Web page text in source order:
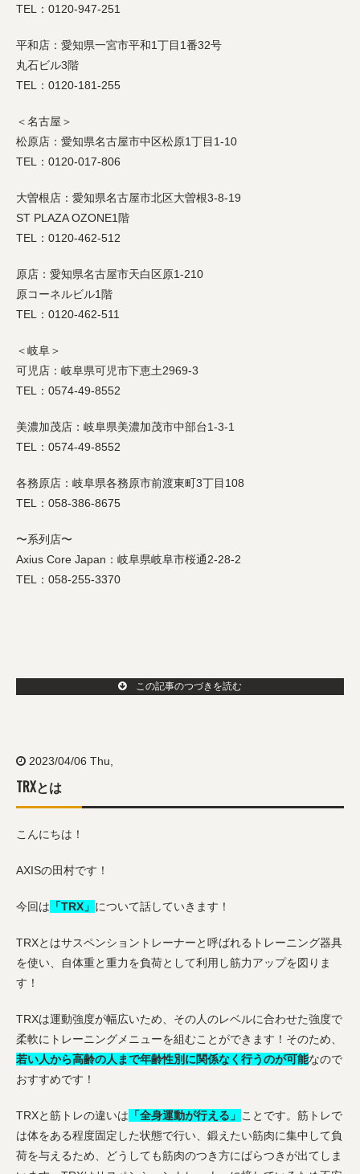
TEL：0120-947-251
平和店：愛知県一宮市平和1丁目1番32号
丸石ビル3階
TEL：0120-181-255
＜名古屋＞
松原店：愛知県名古屋市中区松原1丁目1-10
TEL：0120-017-806
大曽根店：愛知県名古屋市北区大曽根3-8-19
ST PLAZA OZONE1階
TEL：0120-462-512
原店：愛知県名古屋市天白区原1-210
原コーネルビル1階
TEL：0120-462-511
＜岐阜＞
可児店：岐阜県可児市下恵土2969-3
TEL：0574-49-8552
美濃加茂店：岐阜県美濃加茂市中部台1-3-1
TEL：0574-49-8552
各務原店：岐阜県各務原市前渡東町3丁目108
TEL：058-386-8675
〜系列店〜
Axius Core Japan：岐阜県岐阜市桜通2-28-2
TEL：058-255-3370
この記事のつづきを読む
2023/04/06 Thu,
TRXとは
こんにちは！
AXISの田村です！
今回は 「TRX」 について話していきます！
TRXとはサスペンショントレーナーと呼ばれるトレーニング器具
を使い、自体重と重力を負荷として利用し筋力アップを図りま
す！
TRXは運動強度が幅広いため、その人のレベルに合わせた強度で
柔軟にトレーニングメニューを組むことができます！そのため、
若い人から高齢の人まで年齢性別に関係なく行うのが可能なので
おすすめです！
TRXと筋トレの違いは 「全身運動が行える」 ことです。筋トレで
は体をある程度固定した状態で行い、鍛えたい筋肉に集中して負
荷を与えるため、どうしても筋肉のつき方にばらつきが出てしま